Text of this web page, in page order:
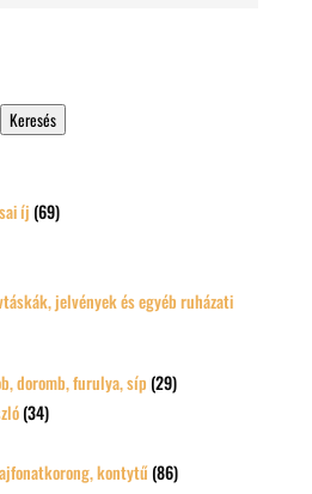
Keresés
íj (69)
jelvények és egyéb ruházati
doromb, furulya, síp (29)
(34)
kontytű (86)